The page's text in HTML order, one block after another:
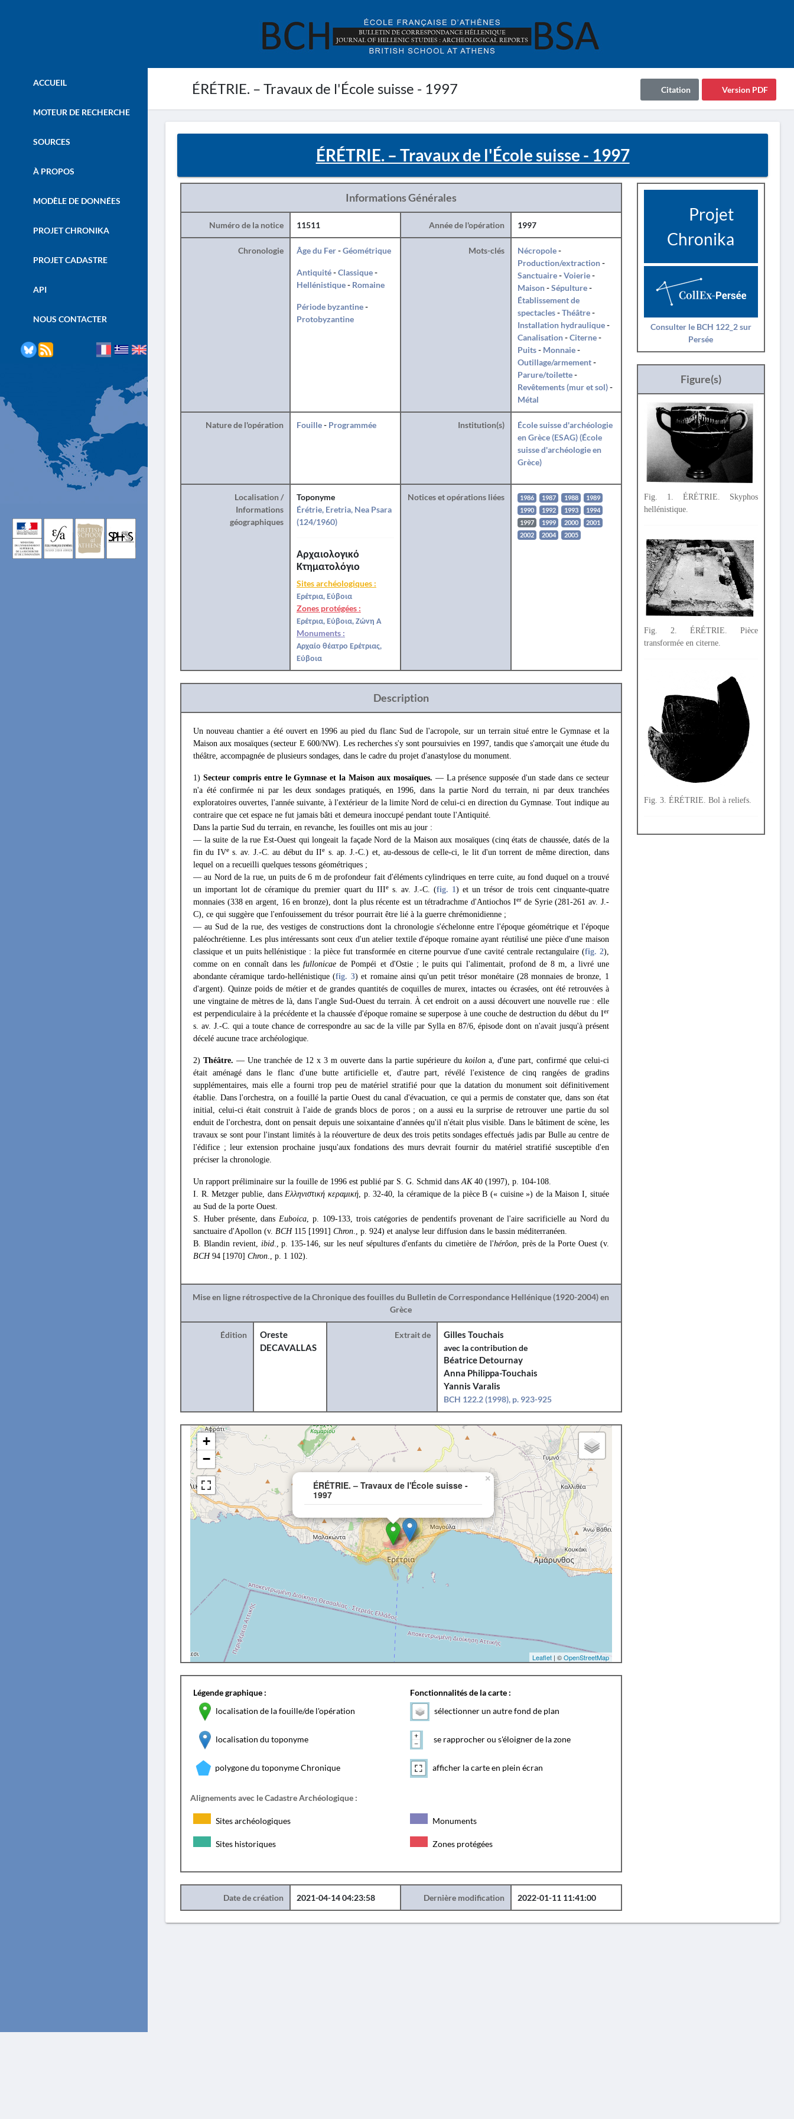
ÉRÉTRIE. – Travaux de l'École suisse - 1997 Version PDF
Citation
ACCUEIL
MOTEUR DE RECHERCHE
SOURCES
À PROPOS
MODÈLE DE DONNÉES
PROJET CHRONIKA
PROJET CADASTRE
API
NOUS CONTACTER
ÉRÉTRIE. – Travaux de l'École suisse - 1997
Informations Générales
Numéro de la notice 11511 Année de l'opération 1997
Chronologie Âge du Fer-Géométrique
Antiquité-Classique-
Hellénistique- Romaine
Période byzantine-
Protobyzantine
Mots-clés Nécropole-
Production/extraction-
Sanctuaire-Voierie-
Maison-Sépulture-
Établissement de
spectacles-Théâtre-
Installation hydraulique-
Canalisation-Citerne-
Puits- Monnaie-
Outillage/armement-
Parure/toilette-
Revêtements (mur et sol)-
Métal
Nature de l'opération Fouille- Programmée Institution(s)
École suisse d'archéologie
en Grèce (ESAG) (École
suisse d'archéologie en
Grèce)
Localisation /
Informations
géographiques
Toponyme
Érétrie, Eretria, Nea Psara
(124/1960)
Αρχαιολογικό
Κτηματολόγιο
Sites archéologiques :
Ερέτρια, Εύβοια
Zones protégées :
Ερέτρια, Εύβοια, Ζώνη Α
Monuments :
Αρχαίο θέατρο Ερέτριας,
Εύβοια
Notices et opérations liées 1986 1987 1988
1989
1990
1992 1993
1994
1997
1999 2000
2001
2002
2004 2005
Description
Un nouveau chantier a été ouvert en 1996 au pied du flanc Sud de l'acropole, sur un terrain situé entre le Gymnase et la
Maison aux mosaïques (secteur Ε 600/NW). Les recherches s'y sont poursuivies en 1997, tandis que s'amorçait une étude du
théâtre, accompagnée de plusieurs sondages, dans le cadre du projet d'anastylose du monument.
1) Secteur compris entre le Gymnase et la Maison aux mosaïques. — La présence supposée d'un stade dans ce secteur
n'a été confirmée ni par les deux sondages pratiqués, en 1996, dans la partie Nord du terrain, ni par deux tranchées
exploratoires ouvertes, l'année suivante, à l'extérieur de la limite Nord de celui-ci en direction du Gymnase. Tout indique au
contraire que cet espace ne fut jamais bâti et demeura inoccupé pendant toute l'Antiquité.
Dans la partie Sud du terrain, en revanche, les fouilles ont mis au jour :
— la suite de la rue Est-Ouest qui longeait la façade Nord de la Maison aux mosaïques (cinq états de chaussée, datés de la
fin du IVes. av. J.-C. au début du IIe s. ap. J.-C.) et, au-dessous de celle-ci, le lit d'un torrent de même direction, dans
lequel on a recueilli quelques tessons géométriques ;
— au Nord de la rue, un puits de 6 m de profondeur fait d'éléments cylindriques en terre cuite, au fond duquel on a trouvé
un important lot de céramique du premier quart du IIIes. av. J.-C. (fig. 1) et un trésor de trois cent cinquante-quatre
monnaies (338 en argent, 16 en bronze), dont la plus récente est un tétradrachme d'Antiochos Ierde Syrie (281-261 av. J.-
C), ce qui suggère que l'enfouissement du trésor pourrait être lié à la guerre chrémonidienne ;
— au Sud de la rue, des vestiges de constructions dont la chronologie s'échelonne entre l'époque géométrique et l'époque
paléochrétienne. Les plus intéressants sont ceux d'un atelier textile d'époque romaine ayant réutilisé une pièce d'une maison
classique et un puits hellénistique : la pièce fut transformée en citerne pourvue d'une cavité centrale rectangulaire (fig. 2),
comme on en connaît dans lesfullonicaede Pompéi et d'Ostie ; le puits qui l'alimentait, profond de 8 m, a livré une
abondante céramique tardo-hellénistique (fig. 3) et romaine ainsi qu'un petit trésor monétaire (28 monnaies de bronze, 1
d'argent). Quinze poids de métier et de grandes quantités de coquilles de murex, intactes ou écrasées, ont été retrouvées à
une vingtaine de mètres de là, dans l'angle Sud-Ouest du terrain. À cet endroit on a aussi découvert une nouvelle rue : elle
est perpendiculaire à la précédente et la chaussée d'époque romaine se superpose à une couche de destruction du début du Ier
s. av. J.-C. qui a toute chance de correspondre au sac de la ville par Sylla en 87/6, épisode dont on n'avait jusqu'à présent
décelé aucune trace archéologique.
2) Théâtre. — Une tranchée de 12 x 3 m ouverte dans la partie supérieure du koilon a, d'une part, confirmé que celui-ci
était aménagé dans le flanc d'une butte artificielle et, d'autre part, révélé l'existence de cinq rangées de gradins
supplémentaires, mais elle a fourni trop peu de matériel stratifié pour que la datation du monument soit définitivement
établie. Dans l'orchestra, on a fouillé la partie Ouest du canal d'évacuation, ce qui a permis de constater que, dans son état
initial, celui-ci était construit à l'aide de grands blocs de poros ; on a aussi eu la surprise de retrouver une partie du sol
enduit de l'orchestra, dont on pensait depuis une soixantaine d'années qu'il n'était plus visible. Dans le bâtiment de scène, les
travaux se sont pour l'instant limités à la réouverture de deux des trois petits sondages effectués jadis par Bulle au centre de
l'édifice ; leur extension prochaine jusqu'aux fondations des murs devrait fournir du matériel stratifié susceptible d'en
préciser la chronologie.
Un rapport préliminaire sur la fouille de 1996 est publié par S. G. Schmid dansAK 40 (1997), p. 104-108.
I. R. Metzger publie, dansΕλληνιστική κεραμική, p. 32-40, la céramique de la pièce Β (« cuisine ») de la Maison I, située
au Sud de la porte Ouest.
S. Huber présente, dansEuboica, p. 109-133, trois catégories de pendentifs provenant de l'aire sacrificielle au Nord du
sanctuaire d'Apollon (v. BCH 115 [1991] Chron., p. 924) et analyse leur diffusion dans le bassin méditerranéen.
B. Blandin revient, ibid., p. 135-146, sur les neuf sépultures d'enfants du cimetière de l'hérôon, près de la Porte Ouest (v.
BCH 94 [1970] Chron., p. 1 102).
Mise en ligne rétrospective de la Chronique des fouilles du Bulletin de Correspondance Hellénique (1920-2004) en
Grèce
Édition
Oreste
DECAVALLAS
Extrait de
Gilles Touchais
avec la contribution de
Béatrice Detournay
Anna Philippa-Touchais
Yannis Varalis
BCH 122.2 (1998), p. 923-925
ÉRÉTRIE. – Travaux de l'École suisse -
1997
×
+
−
Leaflet| ©OpenStreetMap
Légende graphique :
localisation de la fouille/de l'opération
localisation du toponyme
polygone du toponyme Chronique
Fonctionnalités de la carte :
sélectionner un autre fond de plan
se rapprocher ou s'éloigner de la zone
afficher la carte en plein écran
Alignements avec le Cadastre Archéologique :
Sites archéologiques Monuments
Sites historiques Zones protégées
Date de création 2021-04-14 04:23:58 Dernière modification 2022-01-11 11:41:00
Projet
Chronika
Consulter le BCH 122_2 sur
Persée
Figure(s)
Fig. 1. ÉRÉTRIE. Skyphos
hellénistique.
Fig. 2. ÉRÉTRIE. Pièce
transformée en citerne.
Fig. 3. ÉRÉTRIE. Bol à reliefs.